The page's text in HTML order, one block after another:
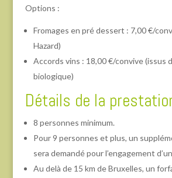
Options :
Fromages en pré dessert : 7,00 €/
Hazard)
Accords vins : 18,00 €/convive (issus
biologique)
Détails de la
8 personnes minimum.
Pour 9 personnes et plus, un
sera demandé pour l’engagement
Au delà de 15 km de Bruxelles, un